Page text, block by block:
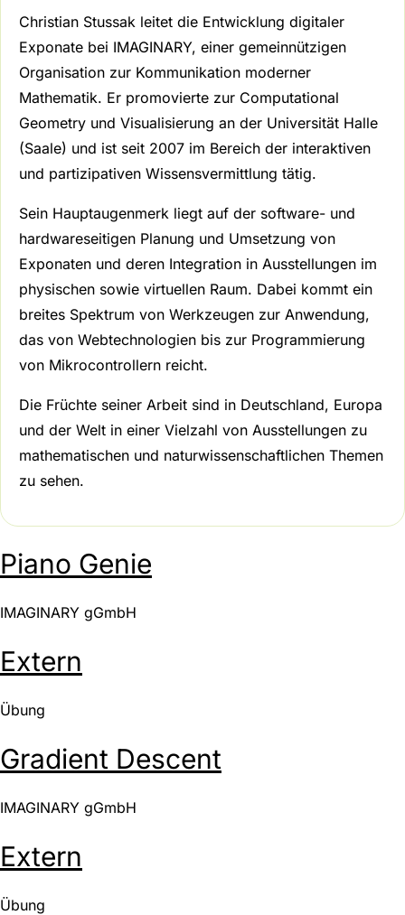
Christian Stussak leitet die Entwicklung digitaler
Exponate bei IMAGINARY, einer gemeinnützigen
Organisation zur Kommunikation moderner
Mathematik. Er promovierte zur Computational
Geometry und Visualisierung an der Universität Halle
(Saale) und ist seit 2007 im Bereich der interaktiven
und partizipativen Wissensvermittlung tätig.
Sein Hauptaugenmerk liegt auf der software- und
hardwareseitigen Planung und Umsetzung von
Exponaten und deren Integration in Ausstellungen im
physischen sowie virtuellen Raum. Dabei kommt ein
breites Spektrum von Werkzeugen zur Anwendung,
das von Webtechnologien bis zur Programmierung
von Mikrocontrollern reicht.
Die Früchte seiner Arbeit sind in Deutschland, Europa
und der Welt in einer Vielzahl von Ausstellungen zu
mathematischen und naturwissenschaftlichen Themen
zu sehen.
Piano Genie
IMAGINARY gGmbH
Extern
Übung
Gradient Descent
IMAGINARY gGmbH
Extern
Übung